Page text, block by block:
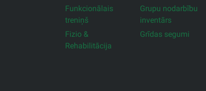
Funkcionālais
treniņš
Fizio &
Rehabilitācija
Grupu nodarbību
inventārs
Grīdas segumi